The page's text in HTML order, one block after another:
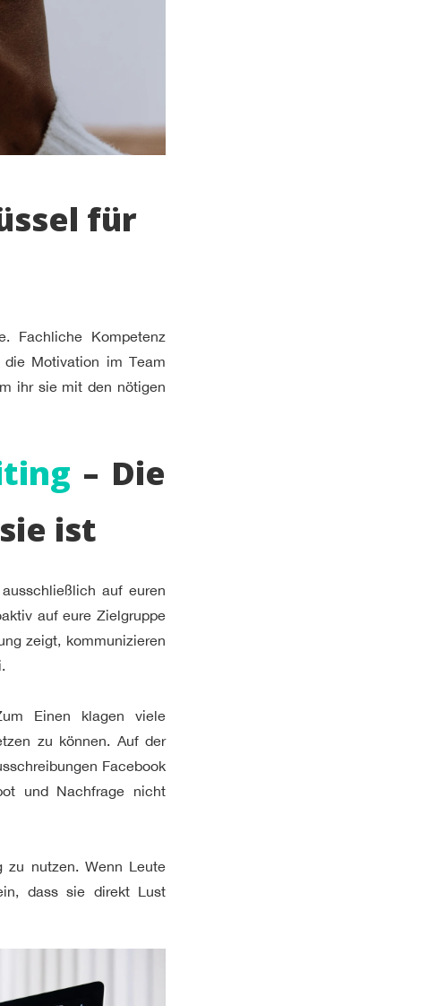
für
Fachliche Kompetenz
Motivation im Team
ihr sie mit den nötigen
– Die
ist
auf euren
auf eure Zielgruppe
zeigt, kommunizieren
Einen klagen viele
zu können. Auf der
Facebook
und Nachfrage nicht
zu nutzen. Wenn Leute
dass sie direkt Lust